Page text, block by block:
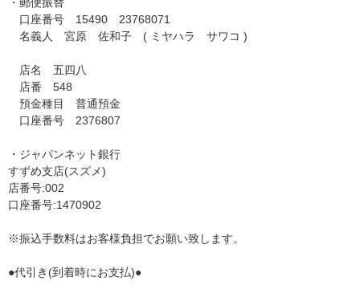
口座番号 15490 23768071
名義人 宮原 佐和子 ( ミヤハラ サワコ )
店名 五四八
店番 548
預金種目 普通預金
口座番号 2376807
・ジャパンネット銀行
すずめ支店(スズメ)
店番号:002
口座番号:1470902
※振込手数料はお客様負担でお願い致します。
●代引き(到着時にお支払)●